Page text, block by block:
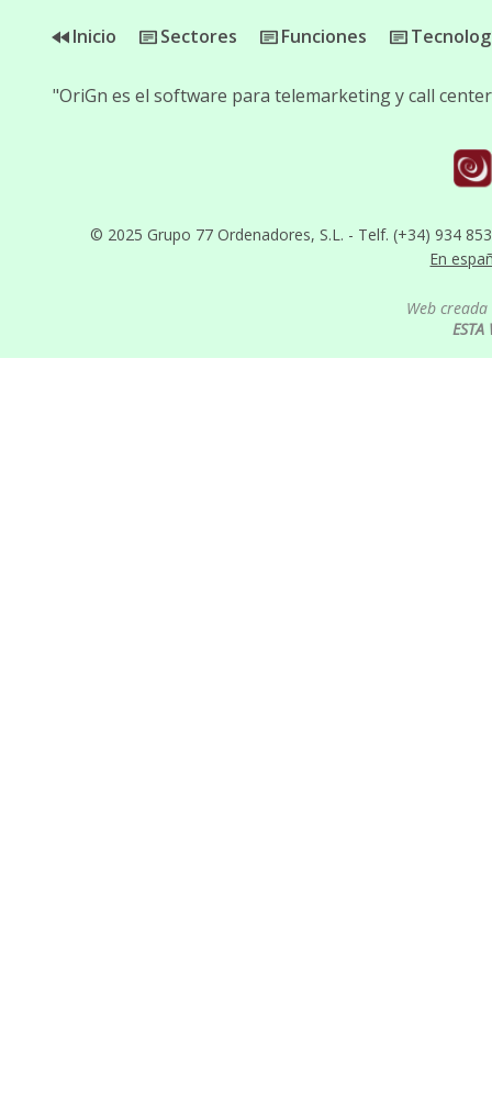
Inicio Sectores Funciones
© 2025 Grupo 77 Ordenadores, S.L. - Telf. (+34) 934
En
"OriGn es el software para telemarketing y call
Web
ESTA